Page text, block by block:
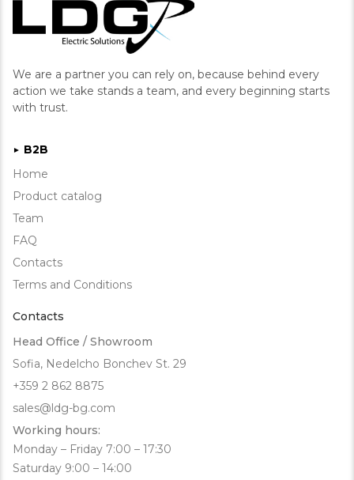
We are a partner you can rely on, because behind every
action we take stands a team, and every beginning starts
with trust.
► B2B
Home
Product catalog
Team
FAQ
Contacts
Terms and Conditions
Contacts
Head Office / Showroom
Sofia, Nedelcho Bonchev St. 29
+359 2 862 8875
sales@ldg-bg.com
Working hours:
Monday – Friday 7:00 – 17:30
Saturday 9:00 – 14:00